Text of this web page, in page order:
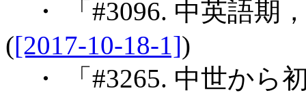
・ 「#3096. 中英語期
([2017-10-18-1])
・ 「#3265. 中世から